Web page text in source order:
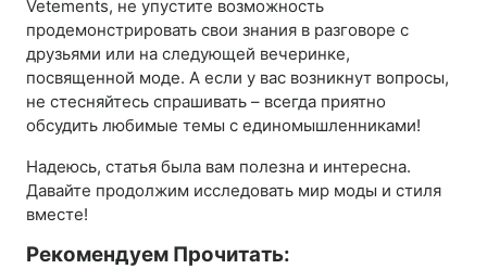
Vetements, не упустите возможность
продемонстрировать свои знания в разговоре с
друзьями или на следующей вечеринке,
посвященной моде. А если у вас возникнут вопросы,
не стесняйтесь спрашивать – всегда приятно
обсудить любимые темы с единомышленниками!
Надеюсь, статья была вам полезна и интересна.
Давайте продолжим исследовать мир моды и стиля
вместе!
Рекомендуем Прочитать: